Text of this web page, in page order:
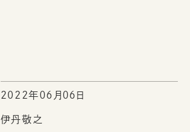
2022年06月06日
伊丹敬之